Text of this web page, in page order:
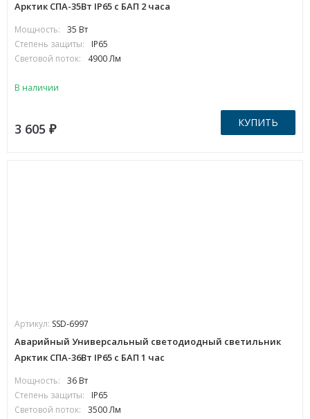
Арктик СПА-35Вт IP65 с БАП 2 часа
Мощность:
35 Вт
Степень защиты:
IP65
Световой поток:
4900 Лм
В наличии
3 605 ₽ КУПИТЬ
Артикул: SSD-6997
Аварийный Универсальный светодиодный светильник
Арктик СПА-36Вт IP65 с БАП 1 час
Мощность:
36 Вт
Степень защиты:
IP65
Световой поток:
3500 Лм